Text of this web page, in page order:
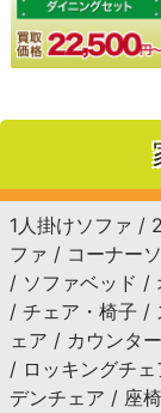
1人掛けソファ /
ファ / コーナー
/ ソファベッド /
/ チェア・椅子 /
ェア / カウンタ
/ ロッキングチ
デンチェア / 座